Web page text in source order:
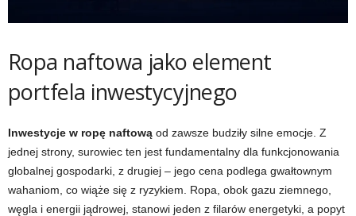
Ropa naftowa jako element
portfela inwestycyjnego
Inwestycje w ropę naftową od zawsze budziły silne emocje. Z
jednej strony, surowiec ten jest fundamentalny dla funkcjonowania
globalnej gospodarki, z drugiej – jego cena podlega gwałtownym
wahaniom, co wiąże się z ryzykiem. Ropa, obok gazu ziemnego,
węgla i energii jądrowej, stanowi jeden z filarów energetyki, a popyt